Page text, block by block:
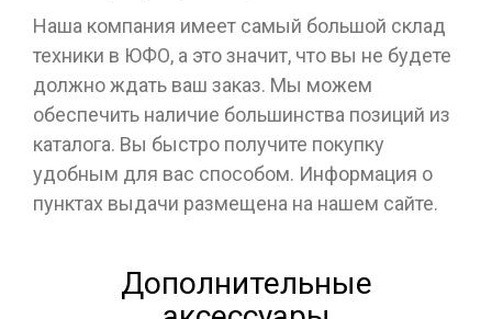
Наша компания имеет самый большой склад
техники в ЮФО, а это значит, что вы не будете
должно ждать ваш заказ. Мы можем
обеспечить наличие большинства позиций из
каталога. Вы быстро получите покупку
удобным для вас способом. Информация о
пунктах выдачи размещена на нашем сайте.
Дополнительные